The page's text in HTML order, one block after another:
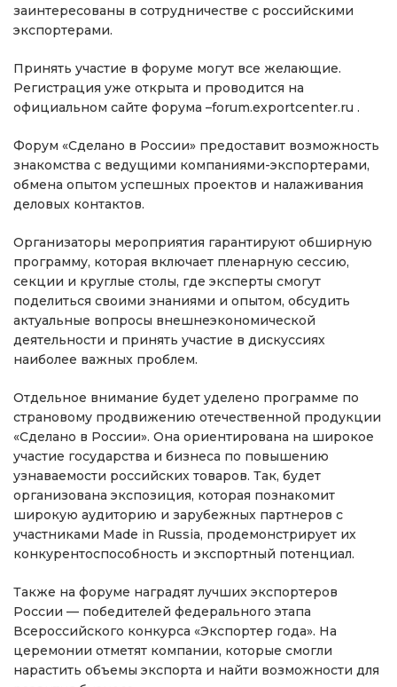
заинтересованы в сотрудничестве с российскими
экспортерами.
Принять участие в форуме могут все желающие.
Регистрация уже открыта и проводится на
официальном сайте форума –forum.exportcenter.ru .
Форум «Сделано в России» предоставит возможность
знакомства с ведущими компаниями-экспортерами,
обмена опытом успешных проектов и налаживания
деловых контактов.
Организаторы мероприятия гарантируют обширную
программу, которая включает пленарную сессию,
секции и круглые столы, где эксперты смогут
поделиться своими знаниями и опытом, обсудить
актуальные вопросы внешнеэкономической
деятельности и принять участие в дискуссиях
наиболее важных проблем.
Отдельное внимание будет уделено программе по
страновому продвижению отечественной продукции
«Сделано в России». Она ориентирована на широкое
участие государства и бизнеса по повышению
узнаваемости российских товаров. Так, будет
организована экспозиция, которая познакомит
широкую аудиторию и зарубежных партнеров с
участниками Made in Russia, продемонстрирует их
конкурентоспособность и экспортный потенциал.
Также на форуме наградят лучших экспортеров
России — победителей федерального этапа
Всероссийского конкурса «Экспортер года». На
церемонии отметят компании, которые смогли
нарастить объемы экспорта и найти возможности для